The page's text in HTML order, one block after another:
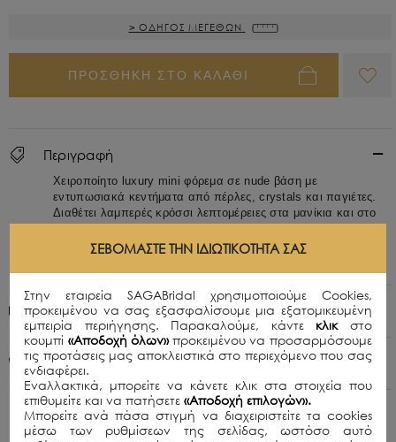
> ΟΔΗΓΟΣ ΜΕΓΕΘΩΝ
ΠΡΟΣΘΗΚΗ ΣΤΟ ΚΑΛΑΘΙ
Περιγραφή
Χειροποίητο luxury mini φόρεμα σε nude βάση με
εντυπωσιακά κεντήματα από πέρλες, crystals και παγιέτες.
Διαθέτει λαμπερές κρόσσι λεπτομέρειες στα μανίκια και στο
Ιδανικό για ιδιαίτερες βραδινές εμφανίσεις και special
Πολιτική Αποστολών
+30 210 8015979
ΣΕΒΌΜΑΣΤΕ ΤΗΝ ΙΔΙΩΤΙΚΌΤΗΤΆ ΣΑΣ
Στην εταιρεία SAGABridal χρησιμοποιούμε Cookies,
προκειμένου να σας εξασφαλίσουμε μια εξατομικευμένη
εμπειρία περιήγησης. Παρακαλούμε, κάντε κλικ στο
κουμπί «Αποδοχή όλων»προκειμένου να προσαρμόσουμε
τις προτάσεις μας αποκλειστικά στο περιεχόμενο που σας
ενδιαφέρει.
Εναλλακτικά, μπορείτε να κάνετε κλικ στα στοιχεία που
επιθυμείτε και να πατήσετε«Αποδοχή επιλογών».
Μπορείτε ανά πάσα στιγμή να διαχειριστείτε τα cookies
μέσω των ρυθμίσεων της σελίδας, ωστόσο αυτό